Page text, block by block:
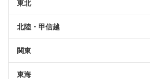
東北
北陸・甲信越
関東
東海